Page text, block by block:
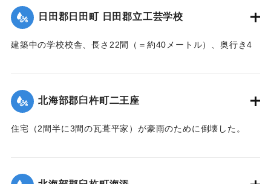
7人選抜し現場へ急行させ、辛うじて救助した。
【出典：大分新聞 大正7年7月16日7面（15日夕刊）】
日田郡日田町 日田郡立工芸学校
建築中の学校校舎、長さ22間（＝約40メートル）、奥行き4
校舎は6分方しか竣成しておらず、損害は軽微だった。
【出典：大分新聞 大正7年7月16日7面（15日夕刊）】
｜固有コード: 002680197
北海部郡臼杵町二王座
住宅（2間半に3間の瓦葺平家）が豪雨のために倒壊した。
｜固有コード: